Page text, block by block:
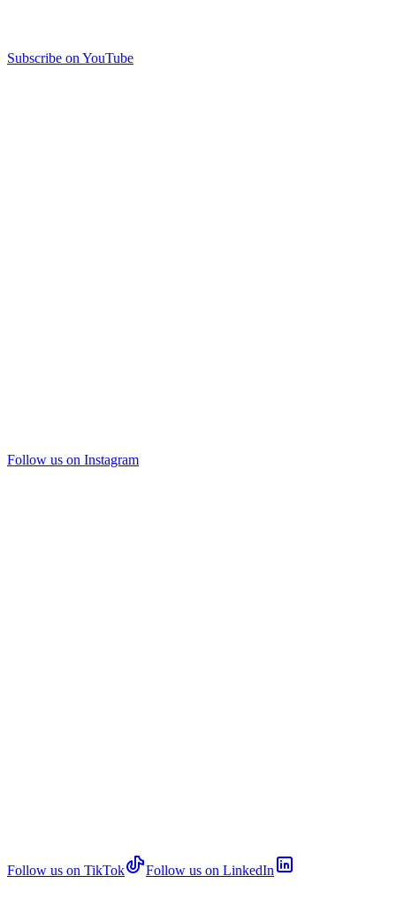
Subscribe on YouTube
Follow us on Instagram
Follow us on TikTok Follow us on LinkedIn